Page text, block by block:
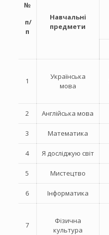
№
п/
п
Навчальні
предмети
1
Українська
мова
2 Англійська мова
3 Математика
4 Я досліджую світ
5 Мистецтво
6 Інформатика
7
Фізична
культура